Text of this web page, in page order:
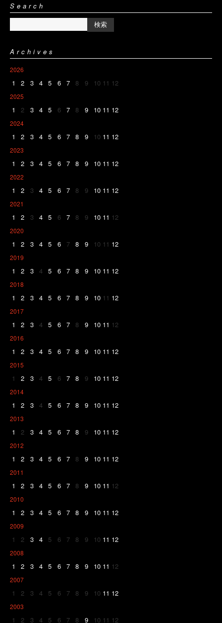
Search
Archives
2026
1 2 3 4 5 6 7 8 9 10 11 12
2025
1 2 3 4 5 6 7 8 9 10 11 12
2024
1 2 3 4 5 6 7 8 9 10 11 12
2023
1 2 3 4 5 6 7 8 9 10 11 12
2022
1 2 3 4 5 6 7 8 9 10 11 12
2021
1 2 3 4 5 6 7 8 9 10 11 12
2020
1 2 3 4 5 6 7 8 9 10 11 12
2019
1 2 3 4 5 6 7 8 9 10 11 12
2018
1 2 3 4 5 6 7 8 9 10 11 12
2017
1 2 3 4 5 6 7 8 9 10 11 12
2016
1 2 3 4 5 6 7 8 9 10 11 12
2015
1 2 3 4 5 6 7 8 9 10 11 12
2014
1 2 3 4 5 6 7 8 9 10 11 12
2013
1 2 3 4 5 6 7 8 9 10 11 12
2012
1 2 3 4 5 6 7 8 9 10 11 12
2011
1 2 3 4 5 6 7 8 9 10 11 12
2010
1 2 3 4 5 6 7 8 9 10 11 12
2009
1 2 3 4 5 6 7 8 9 10 11 12
2008
1 2 3 4 5 6 7 8 9 10 11 12
2007
1 2 3 4 5 6 7 8 9 10 11 12
2003
1 2 3 4 5 6 7 8 9 10 11 12